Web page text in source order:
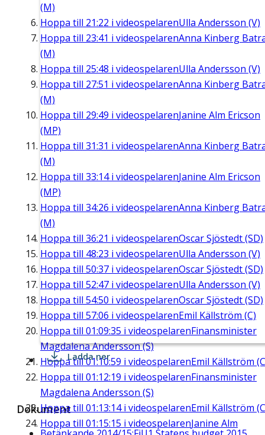
(M)
Hoppa till 21:22 i videospelarenUlla Andersson (V)
Hoppa till 23:41 i videospelarenAnna Kinberg
(M)
Hoppa till 25:48 i videospelarenUlla Andersson (V)
Hoppa till 27:51 i videospelarenAnna Kinberg
(M)
Hoppa till 29:49 i videospelarenJanine Alm Ericson
(MP)
Hoppa till 31:31 i videospelarenAnna Kinberg
(M)
Hoppa till 33:14i videospelarenJanine Alm Ericson
(MP)
Hoppa till 34:26 i videospelarenAnna Kinberg
(M)
Hoppa till 36:21 i videospelarenOscar Sjöstedt (SD)
Hoppa till 48:23 i videospelarenUlla Andersson (V)
Hoppa till 50:37 i videospelarenOscar Sjöstedt (SD)
Hoppa till 52:47 i videospelarenUlla Andersson (V)
Hoppa till 54:50 i videospelarenOscar Sjöstedt (SD)
Hoppa till 57:06 i videospelarenEmil Källström (C)
Hoppa till 01:09:35 i videospelarenFinansminister
Magdalena Andersson (S)
Hoppa till01:10:59 i videospelarenEmil Källström
Hoppa till 01:12:19 i videospelarenFinansminister
Magdalena Andersson (S)
Hoppa till 01:13:14i videospelarenEmil Källström
Hoppa till 01:15:15 i videospelarenJanine Alm
Ladda ner
Dokument